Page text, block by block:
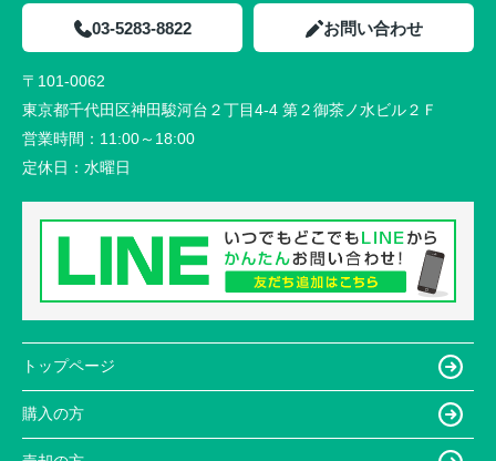
03-5283-8822 お問い合わせ
〒101-0062
東京都千代田区神田駿河台２丁目4-4 第２御茶ノ水ビル２Ｆ
営業時間： 11:00～18:00
定休日： 水曜日
トップページ
購入の方